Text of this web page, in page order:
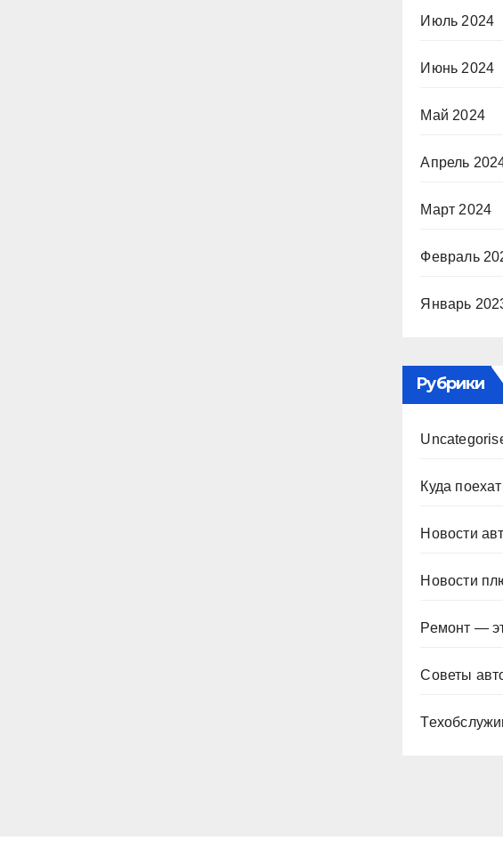
Июль 2024
Июнь 2024
Май 2024
Апрель
Март 2024
Февраль
Январь
Рубрики
Куда
Новости
Новости
Ремонт —
Советы